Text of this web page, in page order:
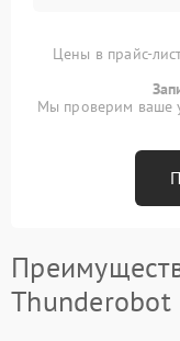
Цены в прайс-
Мы проверим ваше
Thunderobot